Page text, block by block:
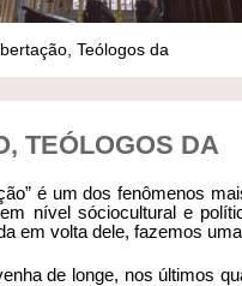
Teólogos da
TEÓLOGOS DA
é um dos fenô­menos
nível sóciocultural e
em volta dele, fazemos
de longe, nos últi­mos